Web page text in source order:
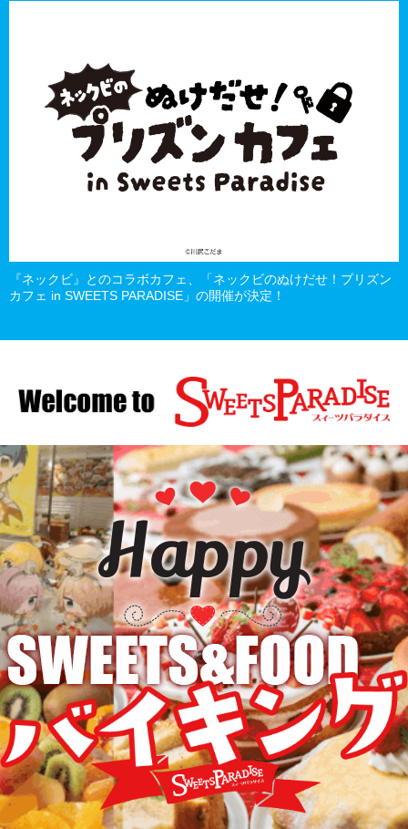
『ネックビ』とのコラボカフェ、「ネックビのぬけだせ！プリズン
カフェ in SWEETS PARADISE」の開催が決定！